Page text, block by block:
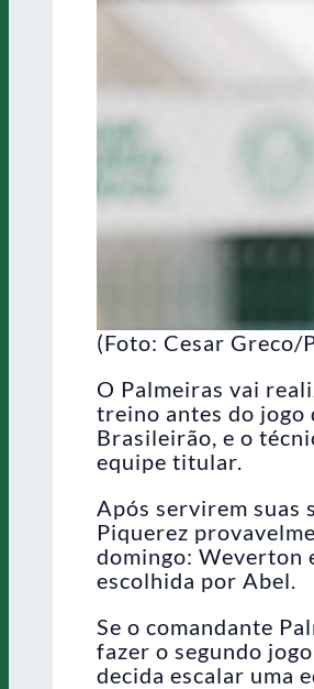
(Foto: Cesar Greco/
O Palmeiras vai
treino antes do jogo
Brasileirão, e o
equipe titular.
Após servirem suas
Piquerez
domingo: Weverton
escolhida por Abel.
Se o comandante
fazer o segundo
decida escalar uma